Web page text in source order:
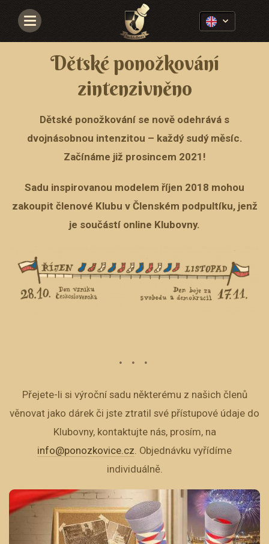
Navigace
Dětské ponožkování
zintenzivněno
Dětské ponožkování se nově odehrává s
dvojnásobnou intenzitou – každý sudý měsíc.
Začínáme již prosincem 2021!
Sadu inspirovanou modelem říjen 2018 mohou
zakoupit členové Klubu v Členském podpultíku, jenž
je součástí online Klubovny.
Přejete-li si výroční sadu některému z našich členů
věnovat jako dárek či jste ztratil své přístupové údaje do
Klubovny, kontaktujte nás, prosím, na
info@ponozkovice.cz . Objednávku vyřídíme
individuálně.